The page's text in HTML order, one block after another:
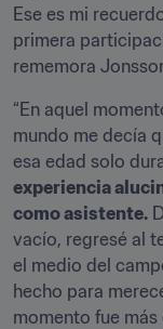
Ese es mi
primera
rememora
“En aquel
mundo me decía
esa edad solo
experiencia
como asistente.
vacío, regresé al
el medio del
hecho para
momento fue